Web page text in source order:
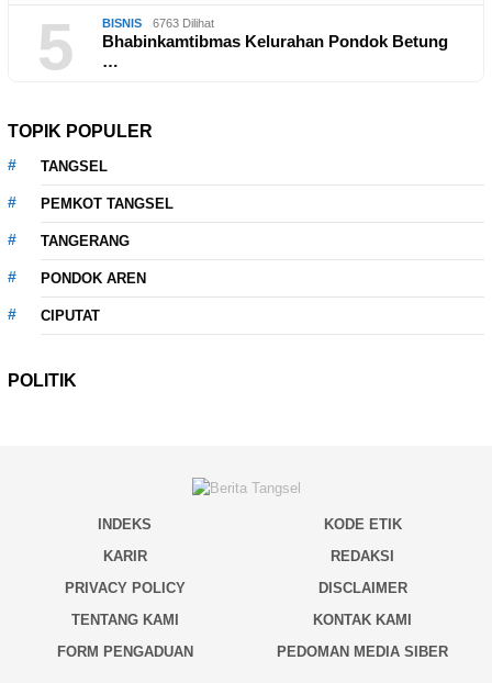
5 BISNIS 6763 Dilihat
Bhabinkamtibmas Kelurahan Pondok Betung
…
TOPIK POPULER
TANGSEL
PEMKOT TANGSEL
TANGERANG
PONDOK AREN
CIPUTAT
POLITIK
INDEKS
KODE ETIK
KARIR
REDAKSI
PRIVACY POLICY
DISCLAIMER
TENTANG KAMI
KONTAK KAMI
FORM PENGADUAN
PEDOMAN MEDIA SIBER